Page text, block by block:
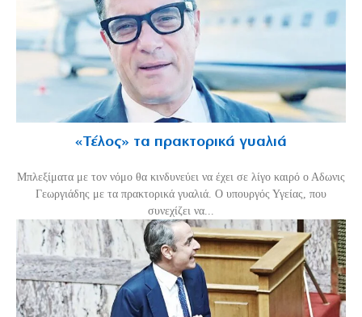
«Τέλος» τα πρακτορικά γυαλιά
Μπλεξίματα με τον νόμο θα κινδυνεύει να έχει σε λίγο καιρό ο Αδωνις
Γεωργιάδης με τα πρακτορικά γυαλιά. Ο υπουργός Υγείας, που
συνεχίζει να...